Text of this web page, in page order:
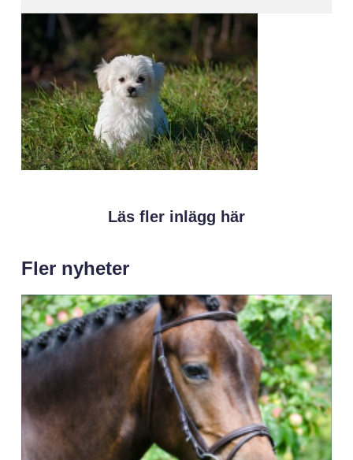
Läs fler inlägg här
Fler nyheter